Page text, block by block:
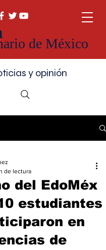
de México
y opinión
del EdoMéx
estudiantes
en
de
de lectura